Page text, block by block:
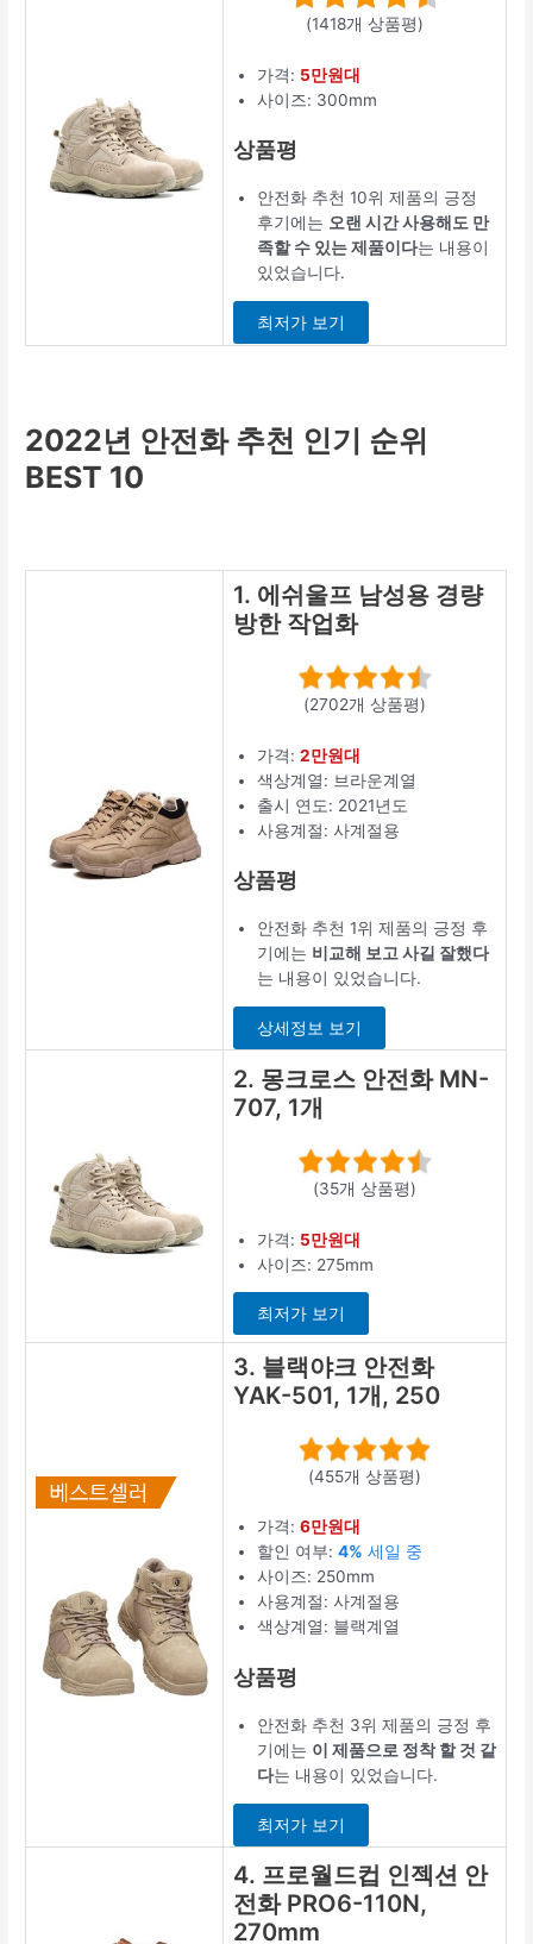
(1418개 상품평)
가격: 5만원대
사이즈: 300mm
상품평
안전화 추천 10위 제품의 긍정
후기에는 오랜 시간 사용해도 만
족할 수 있는 제품이다는 내용이
있었습니다.
최저가 보기
2022년 안전화 추천 인기 순위
BEST 10
1. 에쉬울프 남성용 경량
방한 작업화
(2702개 상품평)
가격:2만원대
색상계열: 브라운계열
출시 연도: 2021년도
사용계절: 사계절용
상품평
안전화 추천 1위 제품의 긍정 후
기에는 비교해 보고 사길 잘했다
는 내용이 있었습니다.
상세정보 보기
2. 몽크로스 안전화 MN-
707, 1개
(35개 상품평)
가격: 5만원대
사이즈: 275mm
최저가 보기
3. 블랙야크 안전화
YAK-501, 1개, 250
(455개 상품평)
가격:6만원대
할인 여부:4% 세일 중
사이즈: 250mm
사용계절: 사계절용
색상계열: 블랙계열
상품평
안전화 추천 3위 제품의 긍정 후
기에는 이 제품으로 정착 할 것 같
다는 내용이 있었습니다.
최저가 보기
4. 프로월드컵 인젝션 안
전화 PRO6-110N,
270mm